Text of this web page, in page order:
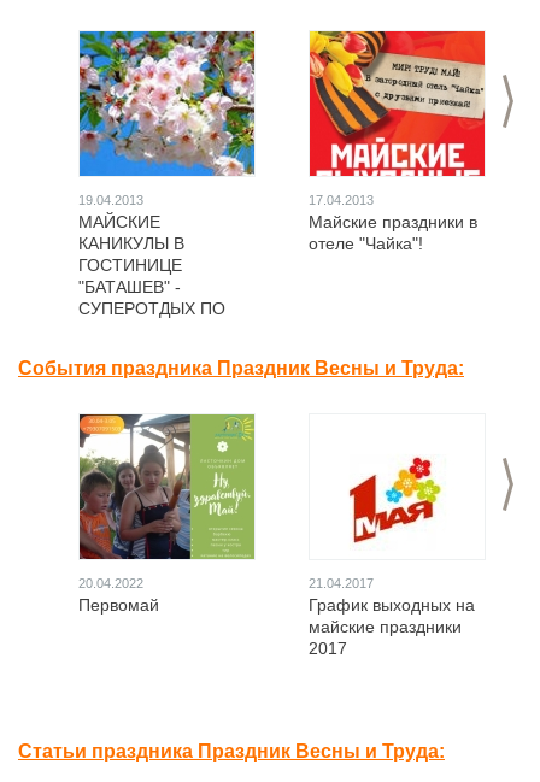
>
19.04.2013
МАЙСКИЕ
КАНИКУЛЫ В
ГОСТИНИЦЕ
"БАТАШЕВ" -
СУПЕРОТДЫХ ПО
17.04.2013
Майские праздники в
отеле "Чайка"!
События праздника Праздник Весны и Труда:
>
20.04.2022
Первомай
21.04.2017
График выходных на
майские праздники
2017
Статьи праздника Праздник Весны и Труда: